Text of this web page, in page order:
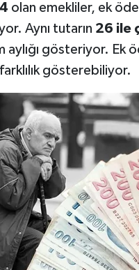
olan emekliler, ek
Aynı tutarın 26 ile
aylığı gösteriyor. Ek
gösterebiliyor.